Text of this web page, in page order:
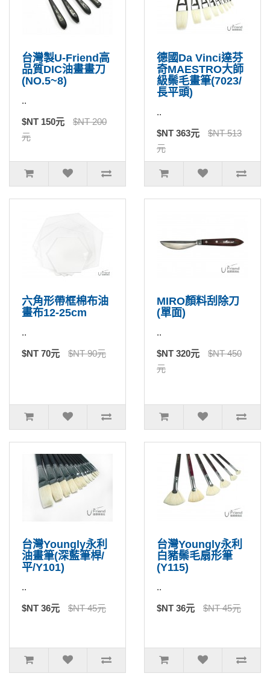
台灣製U-Friend高
品質DIC油畫畫刀
(NO.5~8)
..
$NT 150元
$NT 200
元
德國Da Vinci達芬
奇MAESTRO大師
級鬃毛畫筆(7023/
長平頭)
..
$NT 363元
$NT 513
元
六角形帶框棉布油
畫布12-25cm
..
$NT 70元 $NT 90元
MIRO顏料刮除刀
(單面)
..
$NT 320元
$NT 450
元
台灣Youngly永利
油畫筆(深藍筆桿/
平/Y101)
..
$NT 36元 $NT 45元
台灣Youngly永利
白豬鬃毛扇形筆
(Y115)
..
$NT 36元 $NT 45元